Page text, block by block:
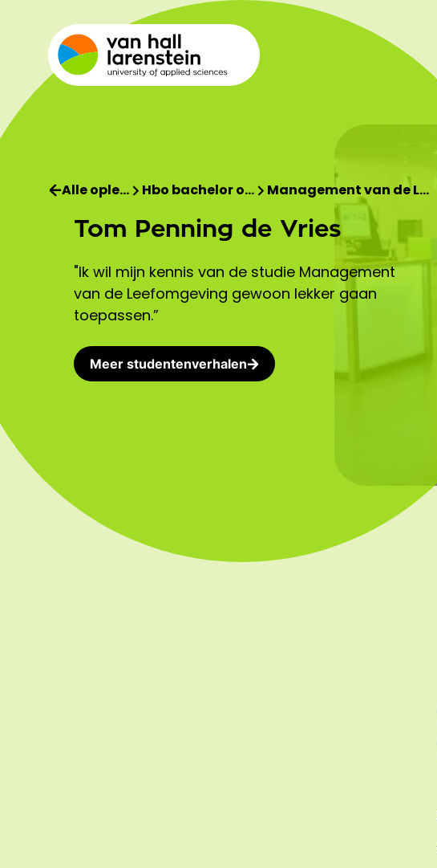
Alle ople… Hbo bachelor o… Management van de L…
Tom Penning de Vries
"Ik wil mijn kennis van de studie Management
van de Leefomgeving gewoon lekker gaan
toepassen.”
Meer studentenverhalen